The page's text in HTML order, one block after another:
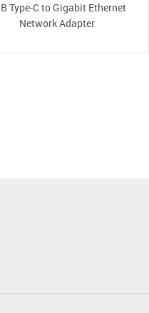
Type-C to Gigabit Ethernet
Network Adapter